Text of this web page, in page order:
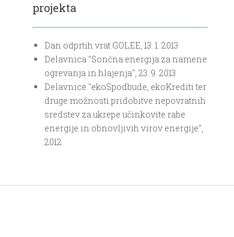
projekta
Dan odprtih vrat GOLEE, 13. 1. 2013
Delavnica "Sončna energija za namene
ogrevanja in hlajenja", 23. 9. 2013
Delavnice "ekoSpodbude, ekoKrediti ter
druge možnosti pridobitve nepovratnih
sredstev za ukrepe učinkovite rabe
energije in obnovljivih virov energije",
2012